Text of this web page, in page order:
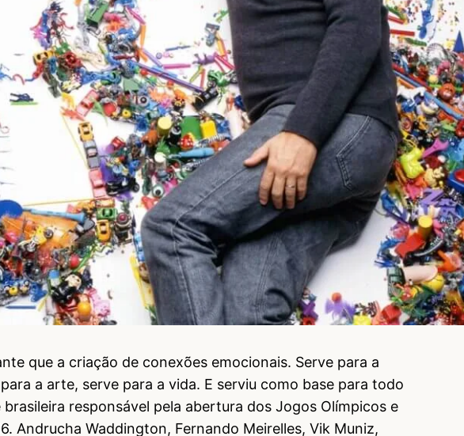
que a criação de conexões emocionais. Serve para a
a arte, serve para a vida. E serviu como base para todo
responsável pela abertura dos Jogos Olímpicos e
Andrucha Waddington, Fernando Meirelles, Vik Muniz,